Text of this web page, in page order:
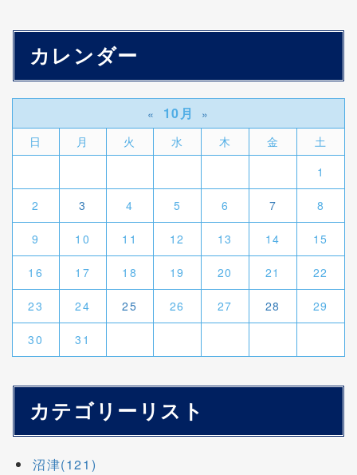
カレンダー
« 10月
»
日
月 火 水 木 金
土
1
2 3 4 5 6 7 8
9 10 11 12 13 14 15
16 17 18 19 20 21 22
23 24 25 26 27 28 29
30 31
カテゴリーリスト
沼津(121)